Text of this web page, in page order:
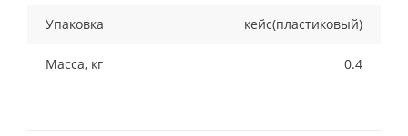
Упаковка кейс(пластиковый)
Масса, кг 0.4